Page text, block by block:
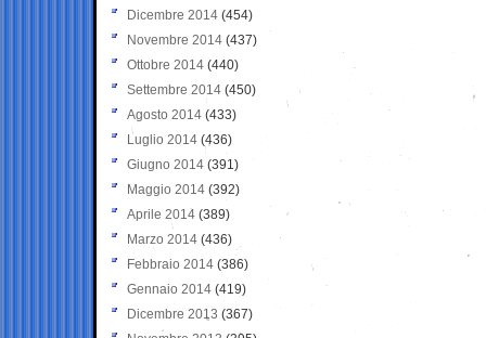
Dicembre 2014 (454)
Novembre 2014 (437)
Ottobre 2014 (440)
Settembre 2014 (450)
Agosto 2014 (433)
Luglio 2014 (436)
Giugno 2014 (391)
Maggio 2014 (392)
Aprile 2014 (389)
Marzo 2014 (436)
Febbraio 2014 (386)
Gennaio 2014 (419)
Dicembre 2013 (367)